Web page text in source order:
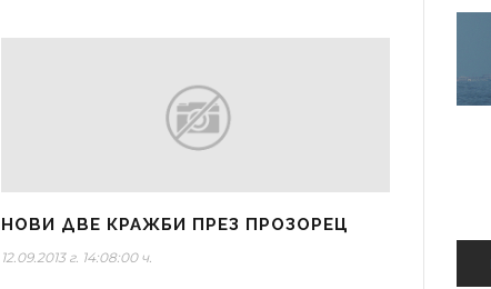
НОВИ ДВЕ КРАЖБИ ПРЕЗ ПРОЗОРЕЦ
12.09.2013 г. 14:08:00 ч.